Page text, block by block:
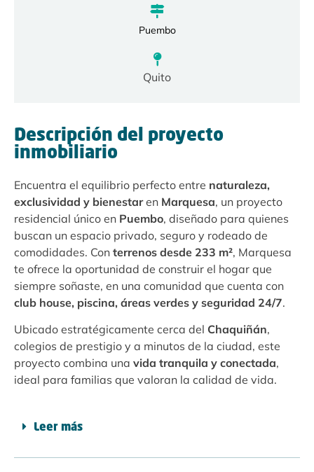
Puembo
Quito
Descripción del proyecto
inmobiliario
Encuentra el equilibrio perfecto entre naturaleza,
exclusividad y bienestaren Marquesa, un proyecto
residencial único en Puembo, diseñado para quienes
buscan un espacio privado, seguro y rodeado de
comodidades. Con terrenos desde 233 m², Marquesa
te ofrece la oportunidad de construir el hogar que
siempre soñaste, en una comunidad que cuenta con
club house, piscina, áreas verdes y seguridad 24/7.
Ubicado estratégicamente cerca del Chaquiñán,
colegios de prestigio y a minutos de la ciudad, este
proyecto combina una vida tranquila y conectada,
ideal para familias que valoran la calidad de vida.
Leer más